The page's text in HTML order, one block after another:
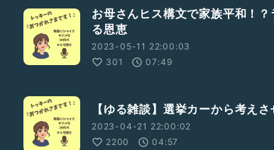
お母さんヒス構文で家族平和！
る恩恵
2023-05-11 22:00:03
301
07:49
【ゆる雑談】選挙カーから考え
2023-04-21 22:00:02
2200
04:57